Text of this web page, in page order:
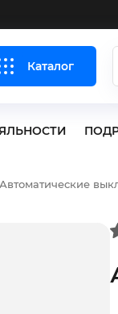
Каталог
Автоматические